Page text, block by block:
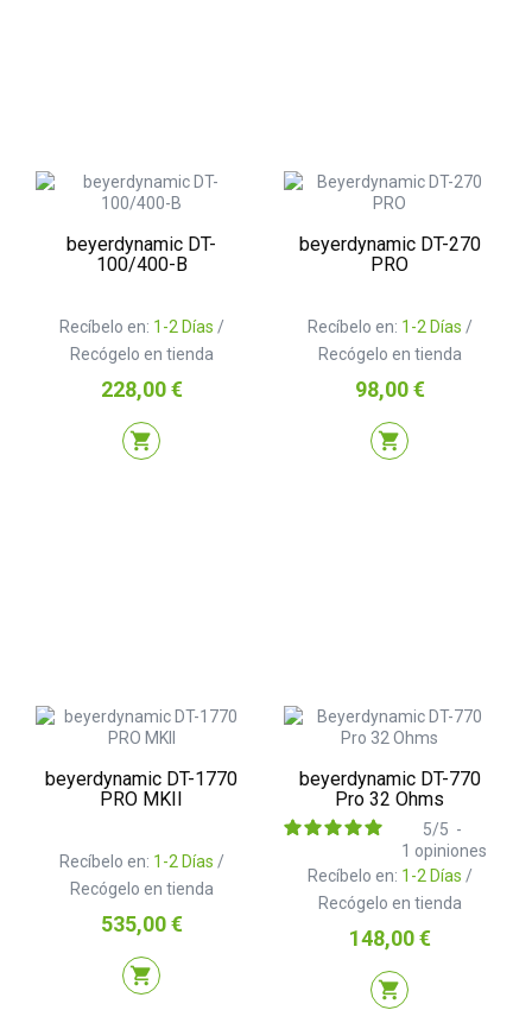
beyerdynamic DT-
100/400-B
Recíbelo en: 1-2 Días /
Recógelo en tienda
Precio
228,00 €
shopping_cart
beyerdynamic DT-270
PRO
Recíbelo en: 1-2 Días /
Recógelo en tienda
Precio
98,00 €
shopping_cart
beyerdynamic DT-1770
PRO MKII
Recíbelo en: 1-2 Días /
Recógelo en tienda
Precio
535,00 €
shopping_cart
beyerdynamic DT-770
Pro 32 Ohms
Recíbelo en: 1-2 Días /
Recógelo en tienda
5/5 -
1 opiniones
Precio
148,00 €
shopping_cart